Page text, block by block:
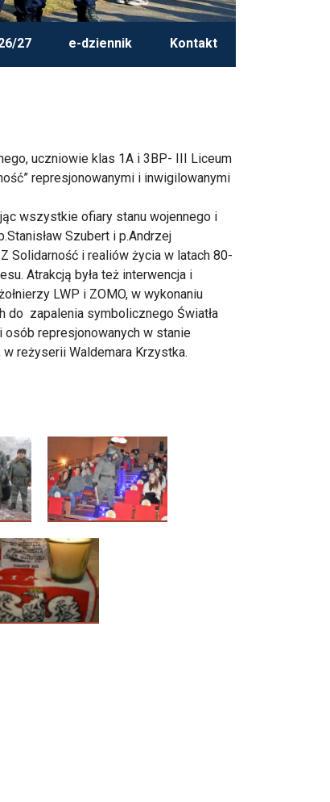
27 e-dziennik Kontakt
uczniowie klas 1A i 3BP- III Liceum
represjonowanymi i inwigilowanymi
wszystkie ofiary stanu wojennego i
Szubert i p.Andrzej
Solidarność i realiów życia w latach 80-
Atrakcją była też interwencja i
LWP i ZOMO, w wykonaniu
do zapalenia symbolicznego Światła
osób represjonowanych w stanie
reżyserii Waldemara Krzystka.